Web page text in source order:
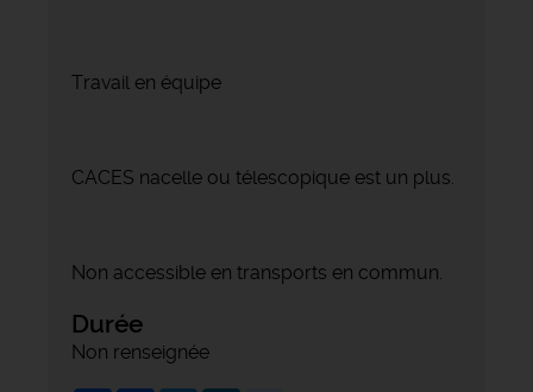
Travail en équipe
CACES nacelle ou télescopique est un plus.
Non accessible en transports en commun.
Durée
Non renseignée